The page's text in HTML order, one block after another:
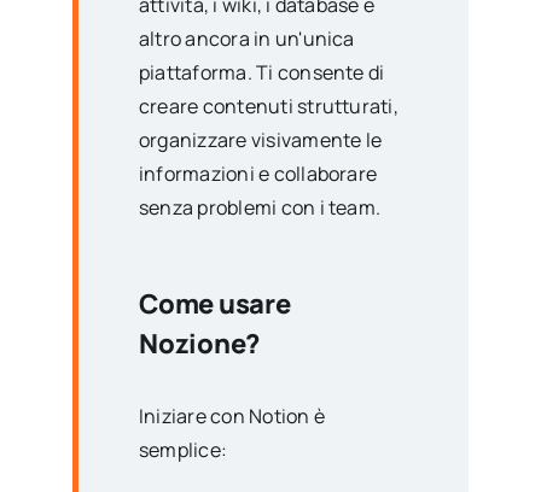
altro ancora in un'unica
piattaforma. Ti consente di
creare contenuti strutturati,
organizzare visivamente le
informazioni e collaborare
senza problemi con i team.
Come usare
Nozione?
Iniziare con Notion è
semplice: